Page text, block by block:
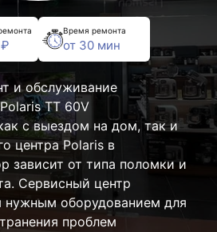
Время ремонта
от 30 мин
и обслуживание
TT 60V
с выездом на дом, так и
центра Polaris в
зависит от типа поломки и
Сервисный центр
нужным оборудованием для
проблем